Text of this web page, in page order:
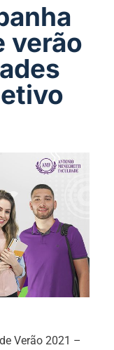
verão
Verão 2021 –